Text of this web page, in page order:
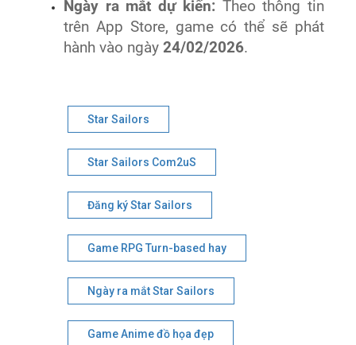
Ngày ra mắt dự kiến: Theo thông tin
trên App Store, game có thể sẽ phát
hành vào ngày24/02/2026.
Star Sailors
Star Sailors Com2uS
Đăng ký Star Sailors
Game RPG Turn-based hay
Ngày ra mắt Star Sailors
Game Anime đồ họa đẹp